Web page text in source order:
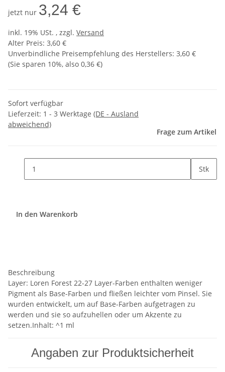
jetzt nur 3,24 €
inkl. 19% USt. , zzgl. Versand
Alter Preis: 3,60 €
Unverbindliche Preisempfehlung des Herstellers: 3,60 €
(Sie sparen 10%, also 0,36 €)
Sofort verfügbar
Lieferzeit: 1 - 3 Werktage (DE - Ausland
abweichend)
Frage zum Artikel
Stk
In den Warenkorb
Beschreibung
Layer: Loren Forest 22-27 Layer-Farben enthalten weniger
Pigment als Base-Farben und fließen leichter vom Pinsel. Sie
wurden entwickelt, um auf Base-Farben aufgetragen zu
werden und sie so aufzuhellen oder um Akzente zu
setzen.Inhalt: ^1 ml
Angaben zur Produktsicherheit